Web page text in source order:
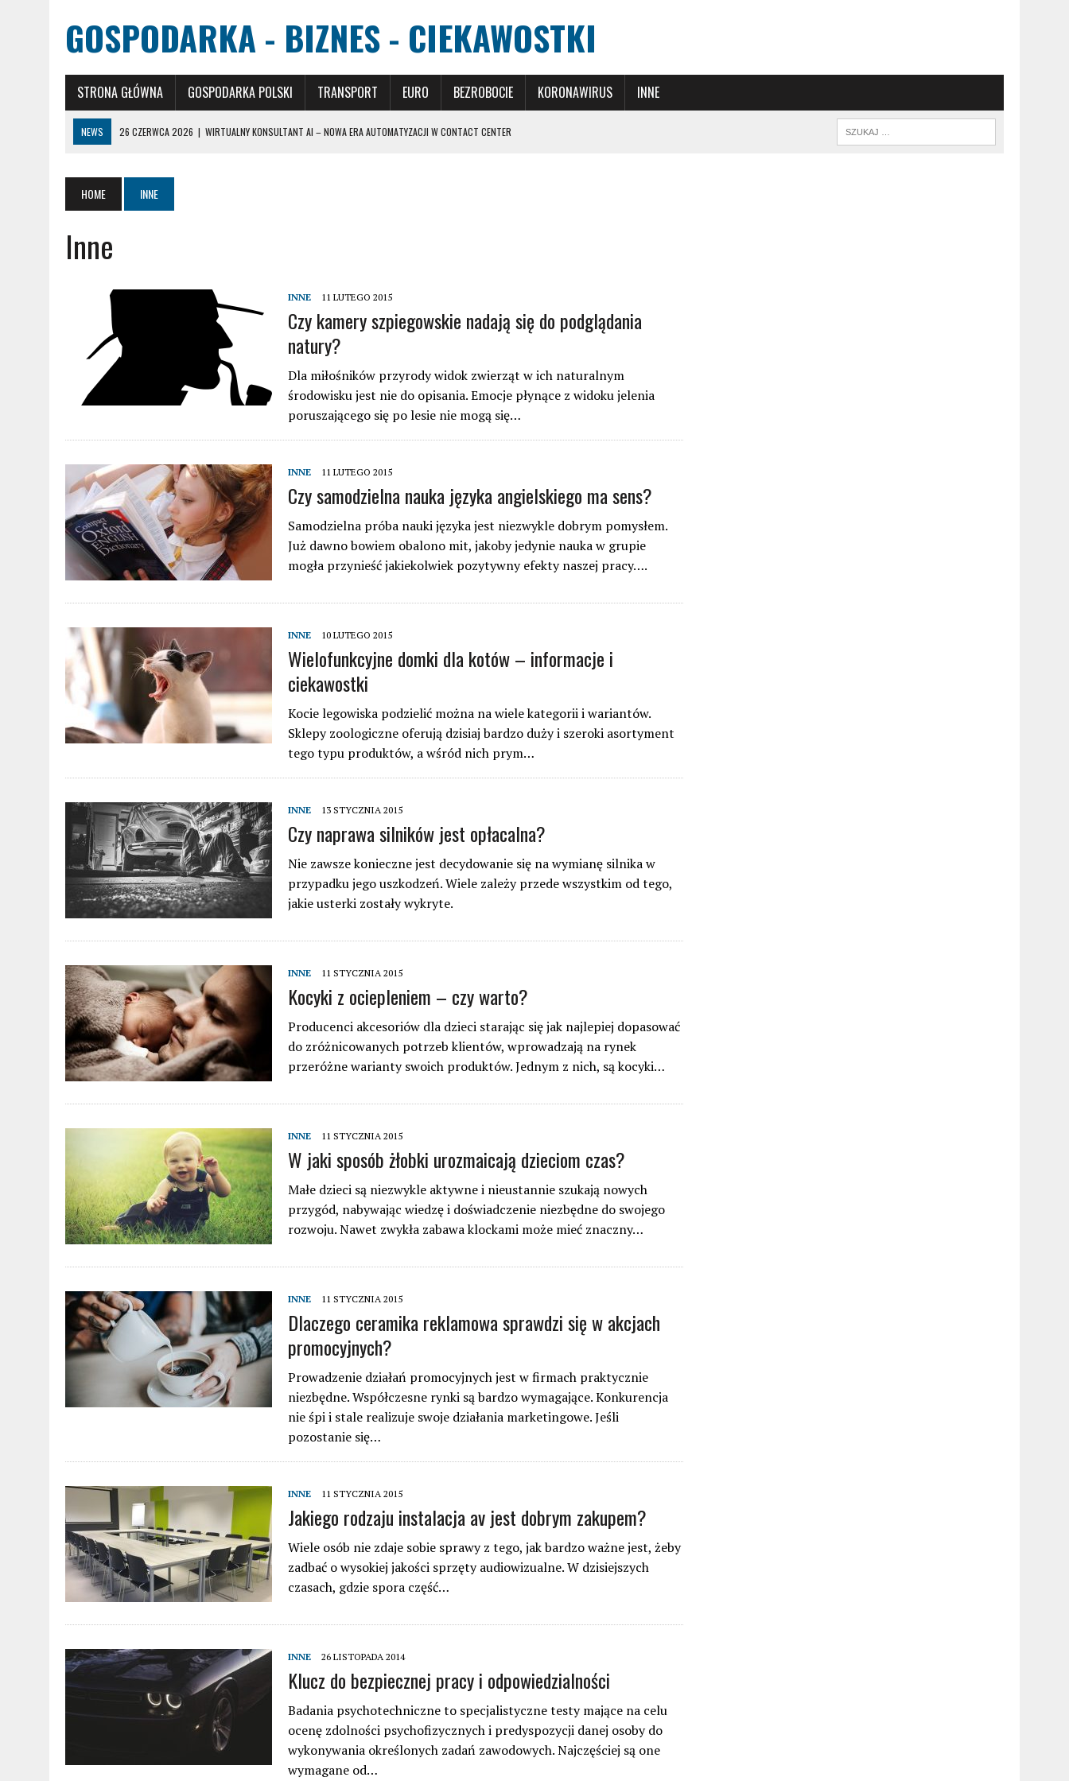
GOSPODARKA - BIZNES - CIEKAWOSTKI
STRONA GŁÓWNA GOSPODARKA POLSKI TRANSPORT EURO BEZROBOCIE KORONAWIRUS INNE
NEWS 26 CZERWCA 2026 | WIRTUALNY KONSULTANT AI – NOWA ERA AUTOMATYZACJI W CONTACT CENTER
6 MARCA 2024 | CYTOLOGIA: KLUCZOWA ROLA W WCZESNYM WYKRYWANIU CHORÓB
HOME INNE
Inne
INNE 11 LUTEGO 2015
Czy kamery szpiegowskie nadają się do podglądania
natury?
Dla miłośników przyrody widok zwierząt w ich naturalnym
środowisku jest nie do opisania. Emocje płynące z widoku jelenia
poruszającego się po lesie nie mogą się…
INNE 11 LUTEGO 2015
Czy samodzielna nauka języka angielskiego ma sens?
Samodzielna próba nauki języka jest niezwykle dobrym pomysłem.
Już dawno bowiem obalono mit, jakoby jedynie nauka w grupie
mogła przynieść jakiekolwiek pozytywny efekty naszej pracy….
INNE 10 LUTEGO 2015
Wielofunkcyjne domki dla kotów – informacje i
ciekawostki
Kocie legowiska podzielić można na wiele kategorii i wariantów.
Sklepy zoologiczne oferują dzisiaj bardzo duży i szeroki asortyment
tego typu produktów, a wśród nich prym…
INNE 13 STYCZNIA 2015
Czy naprawa silników jest opłacalna?
Nie zawsze konieczne jest decydowanie się na wymianę silnika w
przypadku jego uszkodzeń. Wiele zależy przede wszystkim od tego,
jakie usterki zostały wykryte.
INNE 11 STYCZNIA 2015
Kocyki z ociepleniem – czy warto?
Producenci akcesoriów dla dzieci starając się jak najlepiej dopasować
do zróżnicowanych potrzeb klientów, wprowadzają na rynek
przeróżne warianty swoich produktów. Jednym z nich, są kocyki…
INNE 11 STYCZNIA 2015
W jaki sposób żłobki urozmaicają dzieciom czas?
Małe dzieci są niezwykle aktywne i nieustannie szukają nowych
przygód, nabywając wiedzę i doświadczenie niezbędne do swojego
rozwoju. Nawet zwykła zabawa klockami może mieć znaczny…
INNE 11 STYCZNIA 2015
Dlaczego ceramika reklamowa sprawdzi się w akcjach
promocyjnych?
Prowadzenie działań promocyjnych jest w firmach praktycznie
niezbędne. Współczesne rynki są bardzo wymagające. Konkurencja
nie śpi i stale realizuje swoje działania marketingowe. Jeśli
pozostanie się…
INNE 11 STYCZNIA 2015
Jakiego rodzaju instalacja av jest dobrym zakupem?
Wiele osób nie zdaje sobie sprawy z tego, jak bardzo ważne jest, żeby
zadbać o wysokiej jakości sprzęty audiowizualne. W dzisiejszych
czasach, gdzie spora część…
INNE 26 LISTOPADA 2014
Klucz do bezpiecznej pracy i odpowiedzialności
Badania psychotechniczne to specjalistyczne testy mające na celu
ocenę zdolności psychofizycznych i predyspozycji danej osoby do
wykonywania określonych zadań zawodowych. Najczęściej są one
wymagane od…